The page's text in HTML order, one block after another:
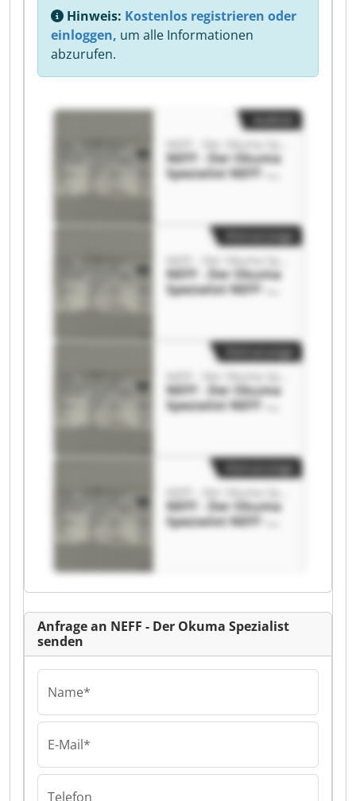
Hinweis: Kostenlos registrieren oder
einloggen, um alle Informationen
abzurufen.
NEFF - Der Okuma
Spezialist NEFF -
Der Okuma
NEFF - Der Okuma
Spezialist NEFF -
Der Okuma
Kleinanzeige
NEFF - Der Okuma
Spezialist NEFF -
Der Okuma
Kleinanzeige
NEFF - Der Okuma
Spezialist NEFF -
Der Okuma
Kleinanzeige
Anfrage an NEFF - Der Okuma Spezialist
senden
Name*
E-Mail*
Telefon